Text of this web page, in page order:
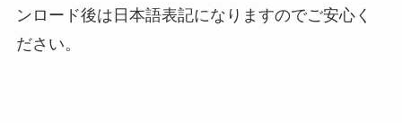
ンロード後は日本語表記になりますのでご安心く
ださい。